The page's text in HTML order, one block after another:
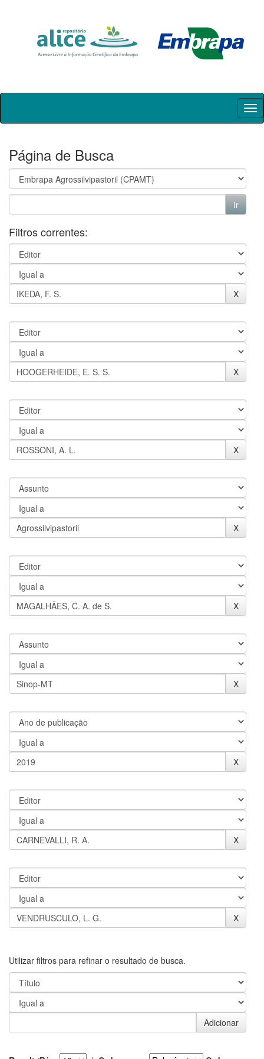
Skip
Página de Busca
Filtros correntes:
Utilizar filtros para refinar o resultado de busca.